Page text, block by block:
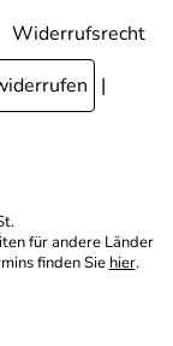
Widerrufsrecht
für andere Länder
finden Sie hier.